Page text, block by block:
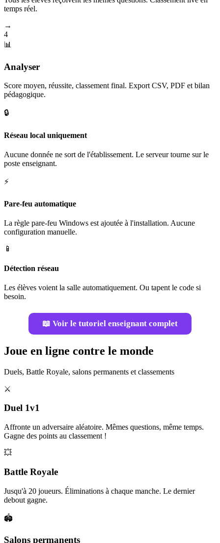
temps réel.
→
4
📊
Analyser
Score moyen, réussite, classement final. Export CSV, PDF et bilan
pédagogique.
🔒
Réseau local uniquement
Aucune donnée ne sort de l'établissement. Le serveur tourne sur le
poste enseignant.
⚡
Pare-feu automatique
La règle pare-feu Windows est ajoutée à l'installation. Aucune
configuration manuelle.
📱
Détection réseau
Les élèves voient la salle automatiquement. Ou tapent le code si
besoin.
📖 Voir le tutoriel enseignant complet
Joue en ligne contre le monde
Duels, Battle Royale, salons permanents et classements
⚔️
Duel 1v1
Affronte un adversaire aléatoire. Mêmes questions, même temps.
Gagne des points au classement !
💥
Battle Royale
Jusqu'à 20 joueurs. Éliminations à chaque manche. Le dernier
debout gagne.
🏟️
Salons permanents